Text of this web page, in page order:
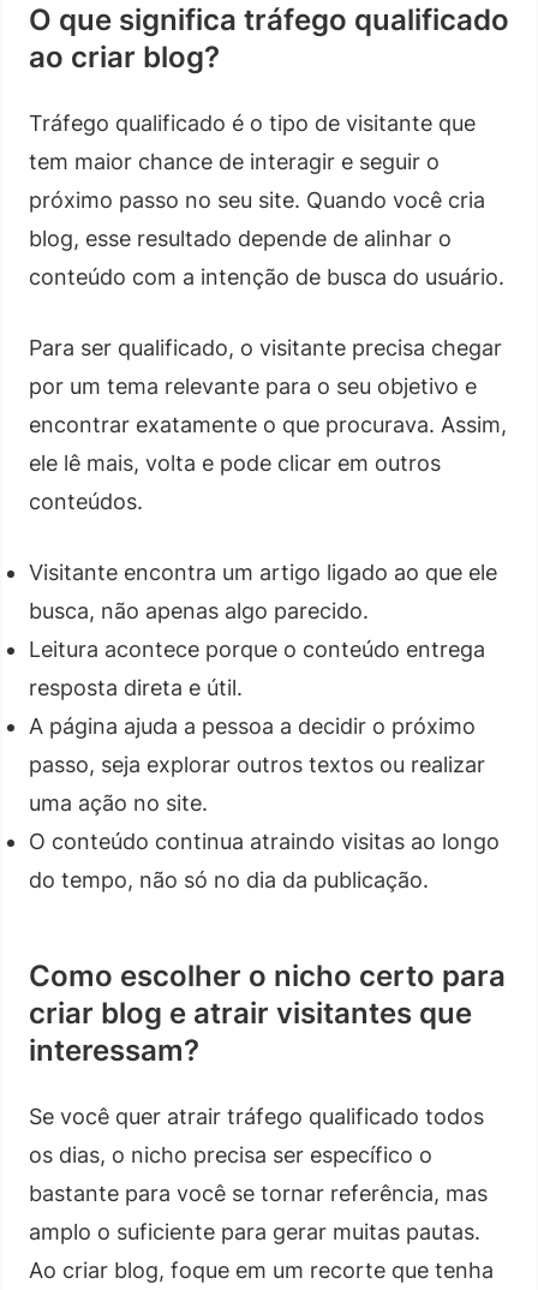
O que significa tráfego qualificado
ao criar blog?
Tráfego qualificado é o tipo de visitante que
tem maior chance de interagir e seguir o
próximo passo no seu site. Quando você cria
blog, esse resultado depende de alinhar o
conteúdo com a intenção de busca do usuário.
Para ser qualificado, o visitante precisa chegar
por um tema relevante para o seu objetivo e
encontrar exatamente o que procurava. Assim,
ele lê mais, volta e pode clicar em outros
conteúdos.
Visitante encontra um artigo ligado ao que ele
busca, não apenas algo parecido.
Leitura acontece porque o conteúdo entrega
resposta direta e útil.
A página ajuda a pessoa a decidir o próximo
passo, seja explorar outros textos ou realizar
uma ação no site.
O conteúdo continua atraindo visitas ao longo
do tempo, não só no dia da publicação.
Como escolher o nicho certo para
criar blog e atrair visitantes que
interessam?
Se você quer atrair tráfego qualificado todos
os dias, o nicho precisa ser específico o
bastante para você se tornar referência, mas
amplo o suficiente para gerar muitas pautas.
Ao criar blog, foque em um recorte que tenha